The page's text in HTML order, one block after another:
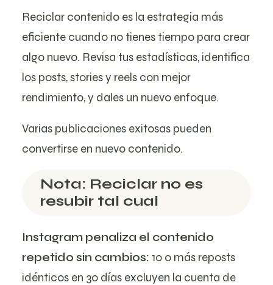
Reciclar contenido es la estrategia más
eficiente cuando no tienes tiempo para crear
algo nuevo. Revisa tus estadísticas, identifica
los posts, stories y reels con mejor
rendimiento, y dales un nuevo enfoque.
Varias publicaciones exitosas pueden
convertirse en nuevo contenido.
Nota: Reciclar no es
resubir tal cual
Instagram penaliza el contenido
repetido sin cambios: 10 o más reposts
idénticos en 30 días excluyen la cuenta de